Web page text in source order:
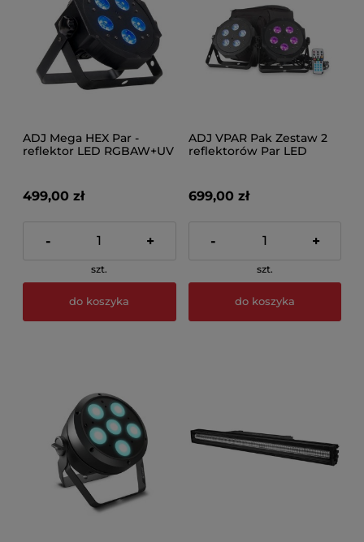
ADJ Mega HEX Par -
reflektor LED RGBAW+UV
499,00 zł
- +
szt.
do koszyka
ADJ VPAR Pak Zestaw 2
reflektorów Par LED
699,00 zł
- +
szt.
do koszyka